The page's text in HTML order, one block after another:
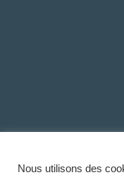
Nous utilisons des